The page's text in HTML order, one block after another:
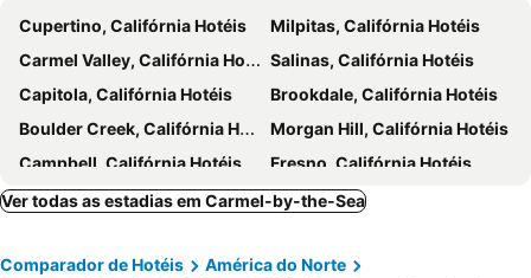
Cupertino, Califórnia Hotéis
Milpitas, Califórnia Hotéis
Carmel Valley, Califórnia Hotéis
Salinas, Califórnia Hotéis
Capitola, Califórnia Hotéis
Brookdale, Califórnia Hotéis
Boulder Creek, Califórnia Hotéis
Morgan Hill, Califórnia Hotéis
Campbell, Califórnia Hotéis
Fresno, Califórnia Hotéis
Los Banos, Califórnia Hotéis
Madera, Califórnia Hotéis
Miami Beach, Flórida Hotéis
Orlando, Flórida Hotéis
Ver todas as estadias em Carmel-by-the-Sea
Comparador de Hotéis
América do Norte